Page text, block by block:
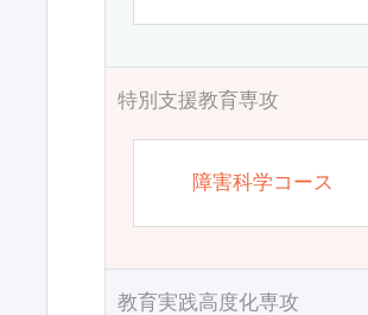
特別支援教育専攻
障害科学コース
教育実践高度化専攻